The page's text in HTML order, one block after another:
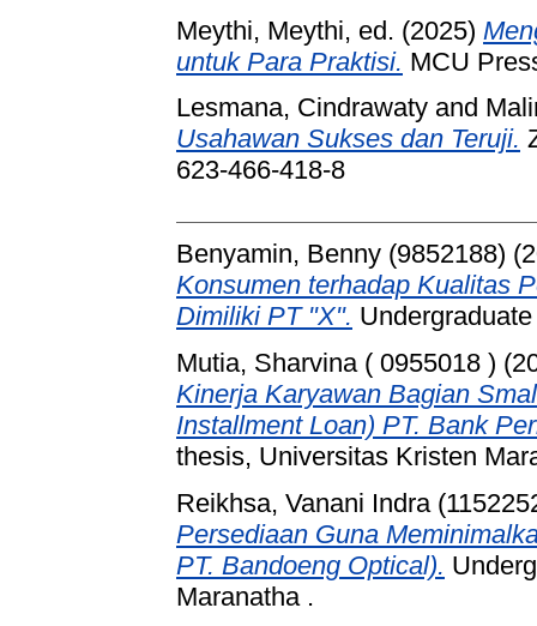
Meythi, Meythi, ed. (2025)
untuk Para Praktisi. MCU
Lesmana, Cindrawaty and
Usahawan Sukses dan Teruji.
623-466-418-8
Benyamin, Benny (9852188)
Konsumen terhadap Kualitas
Dimiliki PT "X".
Mutia, Sharvina ( 0955018 )
Kinerja Karyawan Bagian
Installment Loan) PT. Bank
thesis, Universitas Kristen
Reikhsa, Vanani Indra
Persediaan Guna
PT. Bandoeng Optical).
Maranatha .